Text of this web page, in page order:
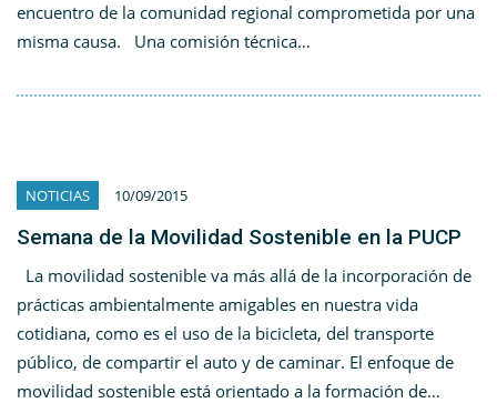
encuentro de la comunidad regional comprometida por una
misma causa. Una comisión técnica…
NOTICIAS 10/09/2015
Semana de la Movilidad Sostenible en la PUCP
La movilidad sostenible va más allá de la incorporación de
prácticas ambientalmente amigables en nuestra vida
cotidiana, como es el uso de la bicicleta, del transporte
público, de compartir el auto y de caminar. El enfoque de
movilidad sostenible está orientado a la formación de…